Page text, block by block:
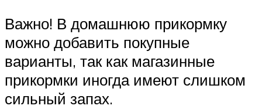
Важно! В домашнюю прикормку
можно добавить покупные
варианты, так как магазинные
прикормки иногда имеют слишком
сильный запах.